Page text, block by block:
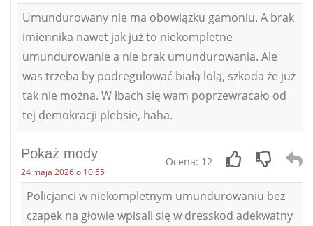
Umundurowany nie ma obowiązku gamoniu. A brak
imiennika nawet jak już to niekompletne
umundurowanie a nie brak umundurowania. Ale
was trzeba by podregulować białą lolą, szkoda że już
tak nie można. W łbach się wam poprzewracało od
tej demokracji plebsie, haha.
Pokaż mody
24 maja 2026 o 10:55
Ocena: 12
Policjanci w niekompletnym umundurowaniu bez
czapek na głowie wpisali się w dresskod adekwatny